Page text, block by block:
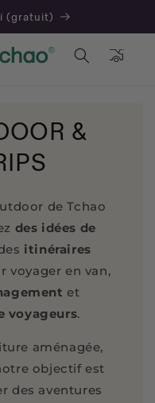
(gratuit)
Panier
&
de Tchao
des idées de
itinéraires
voyager en van,
et
voyageurs.
aménagée,
objectif est
des aventures